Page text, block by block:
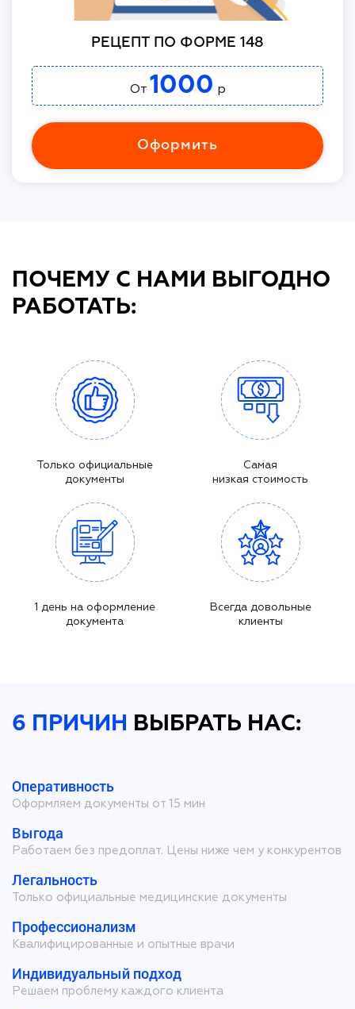
РЕЦЕПТ ПО ФОРМЕ 148
От 1000 р
Оформить
ПОЧЕМУ С НАМИ ВЫГОДНО
РАБОТАТЬ:
Только официальные
документы
Самая
низкая стоимость
1 день на оформление
документа
Всегда довольные
клиенты
6 ПРИЧИН ВЫБРАТЬ НАС:
Оперативность
Оформляем документы от 15 мин
Выгода
Работаем без предоплат. Цены ниже чем у конкурентов
Легальность
Только официальные медицинские документы
Профессионализм
Квалифицированные и опытные врачи
Индивидуальный подход
Решаем проблему каждого клиента